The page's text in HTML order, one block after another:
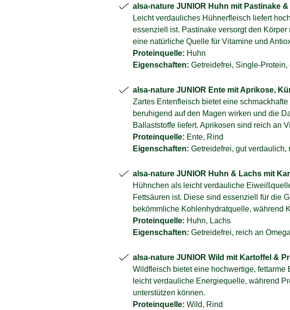
alsa-nature JUNIOR Huhn mit Pastinake &
Leicht verdauliches Hühnerfleisch liefert
essenziell ist. Pastinake versorgt den
eine natürliche Quelle für Vitamine und
Proteinquelle: Huhn
Eigenschaften: Getreidefrei, Single-Protein,
alsa-nature JUNIOR Ente mit Aprikose,
Zartes Entenfleisch bietet eine
beruhigend auf den Magen wirken und die
Ballaststoffe liefert. Aprikosen sind reich an
Proteinquelle: Ente, Rind
Eigenschaften: Getreidefrei, gut verdaulich,
alsa-nature JUNIOR Huhn & Lachs mit
Hühnchen als leicht verdauliche
Fettsäuren ist. Diese sind essenziell für die
bekömmliche Kohlenhydratquelle, während
Proteinquelle: Huhn, Lachs
Eigenschaften: Getreidefrei, reich an
alsa-nature JUNIOR Wild mit Kartoffel &
Wildfleisch bietet eine hochwertige,
leicht verdauliche Energiequelle, während
unterstützen können.
Proteinquelle: Wild, Rind